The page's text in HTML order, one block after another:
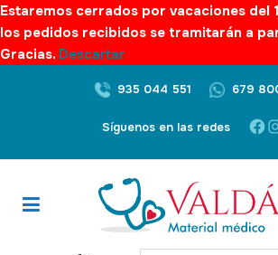
Estaremos cerrados por vacaciones del
los pedidos recibidos se tramitarán a
Gracias. Descartar
935 044 551 679
Síguenos en las redes